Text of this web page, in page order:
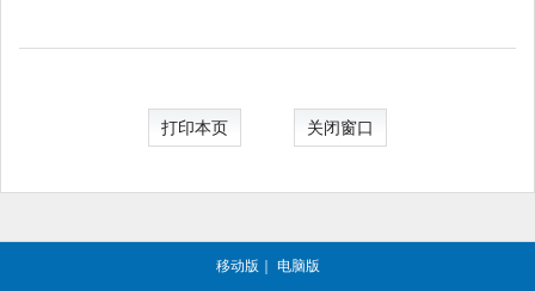
打印本页 关闭窗口
移动版 电脑版